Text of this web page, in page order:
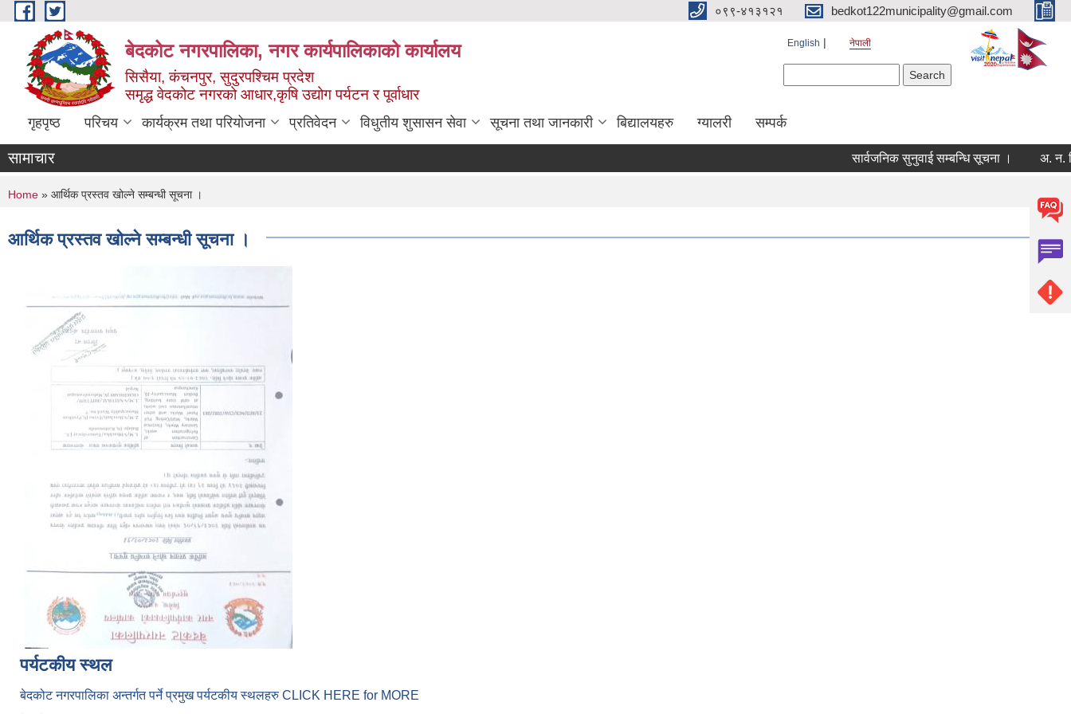
Skip to main content ०९९-४१३१२१ bedkot122municipality@gmail.com
बेदकोट नगरपालिका, नगर कार्यपालिकाको कार्यालय
सिसैया, कंचनपुर, सुदुरपश्चिम प्रदेश
समृद्ध वेदकोट नगरको आधार,कृषि उद्योग पर्यटन र पूर्वाधार
English नेपाली
गृहपृष्ठ परिचय कार्यक्रम तथा परियोजना प्रतिवेदन विधुतीय शुसासन सेवा सूचना तथा जानकारी बिद्यालयहरु ग्यालरी सम्पर्क
सामाचार सार्वजनिक सुनुवाई सम्बन्धि सूचना ।
You are here
Home » आर्थिक प्रस्तव खोल्ने सम्बन्धी सूचना ।
आर्थिक प्रस्तव खोल्ने सम्बन्धी सूचना ।
पर्यटकीय स्थल
बेदकोट नगरपालिका अन्तर्गत पर्ने प्रमुख पर्यटकीय स्थलहरु CLICK HERE for MORE